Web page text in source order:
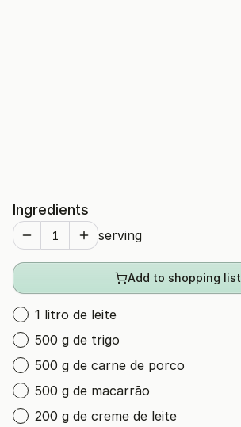
Ingredients
serving
Add to shopping list
1 litro de leite
500 g de trigo
500 g de carne de porco
500 g de macarrão
200 g de creme de leite